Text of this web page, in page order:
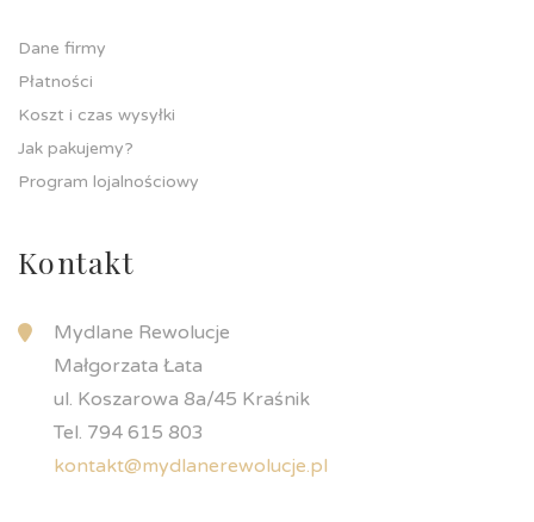
Dane firmy
Płatności
Koszt i czas wysyłki
Jak pakujemy?
Program lojalnościowy
Kontakt
Mydlane Rewolucje
Małgorzata Łata
ul. Koszarowa 8a/45 Kraśnik
Tel. 794 615 803
kontakt@mydlanerewolucje.pl